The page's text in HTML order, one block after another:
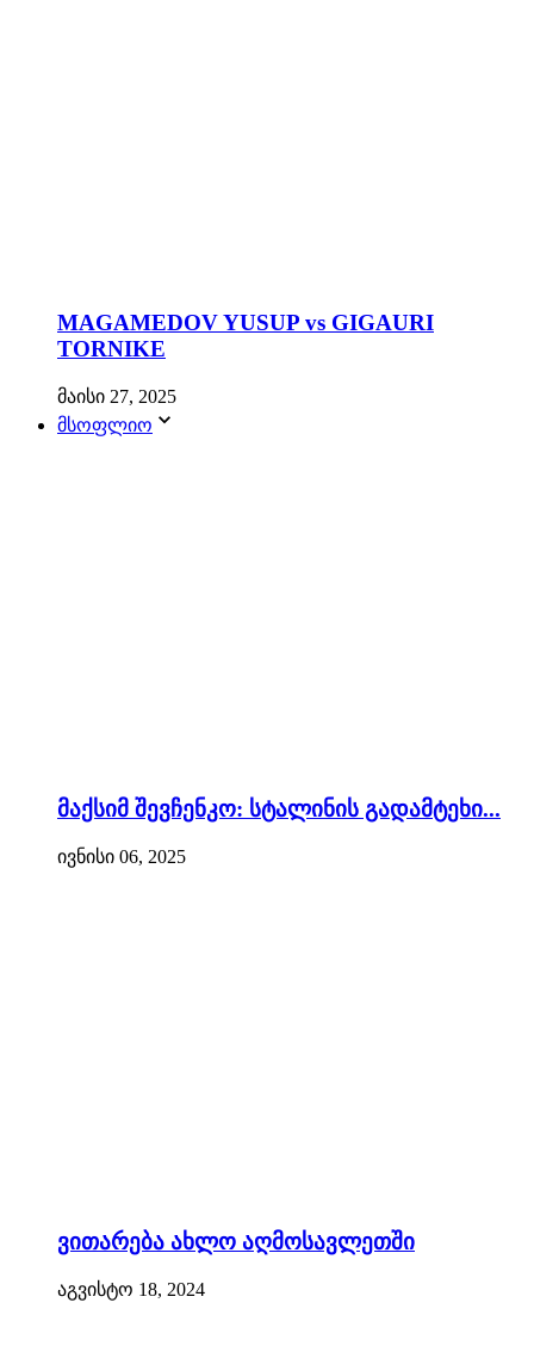
MAGAMEDOV YUSUP vs GIGAURI
TORNIKE
მაისი 27, 2025
მსოფლიო
მაქსიმ შევჩენკო: სტალინის გადამტეხი...
ივნისი 06, 2025
ვითარება ახლო აღმოსავლეთში
აგვისტო 18, 2024